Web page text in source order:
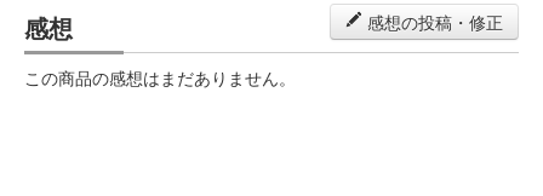
感想 感想の投稿・修正
この商品の感想はまだありません。